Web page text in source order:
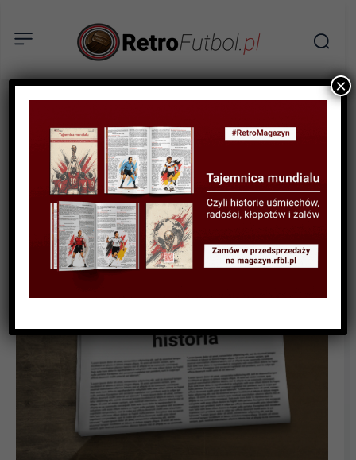
SPORTOWA HISTORIA
Holenderska Barcelona van
Gaala
×